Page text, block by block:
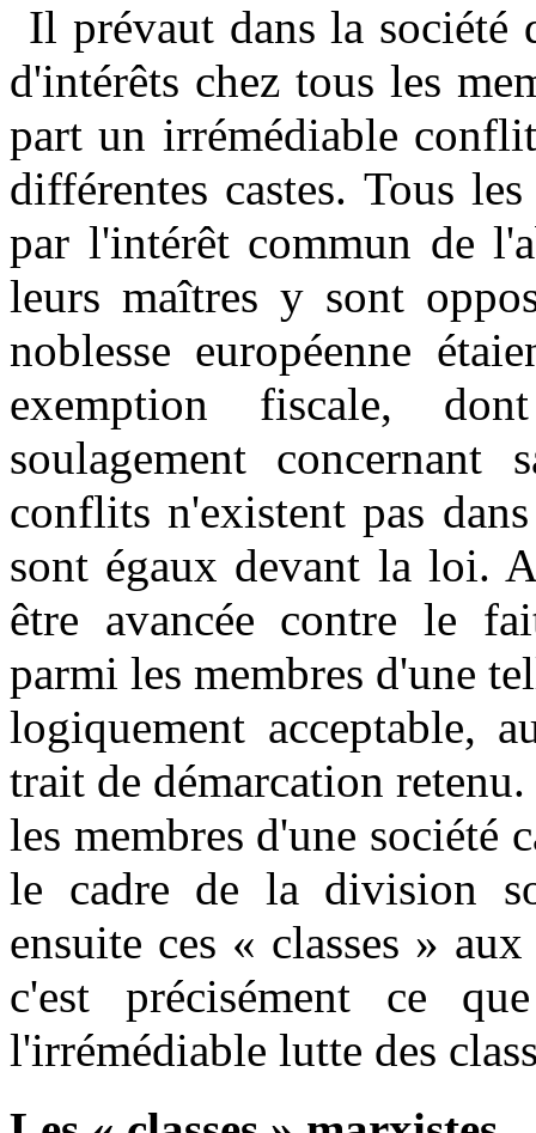
Il prévaut dans la société
d'intérêts chez tous les
part un irrémédiable
différentes castes. Tous
par l'intérêt commun de
leurs maîtres y sont
noblesse européenne
exemption fiscale,
soulagement
conflits n'existent pas
sont égaux devant la loi.
être avancée contre le
parmi les membres d'une
logiquement acceptable,
trait de démarcation
les membres d'une société
le cadre de la division
ensuite ces « classes »
c'est précisément ce
l'irrémédiable lutte des